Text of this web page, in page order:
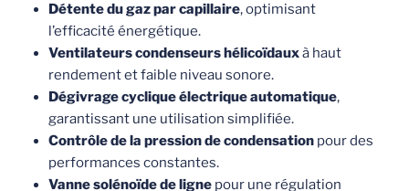
Détente du gaz par capillaire, optimisant
l’efficacité énergétique.
Ventilateurs condenseurs hélicoïdauxà haut
rendement et faible niveau sonore.
Dégivrage cyclique électrique automatique,
garantissant une utilisation simplifiée.
Contrôle de la pression de condensationpour des
performances constantes.
Vanne solénoïde de lignepour une régulation